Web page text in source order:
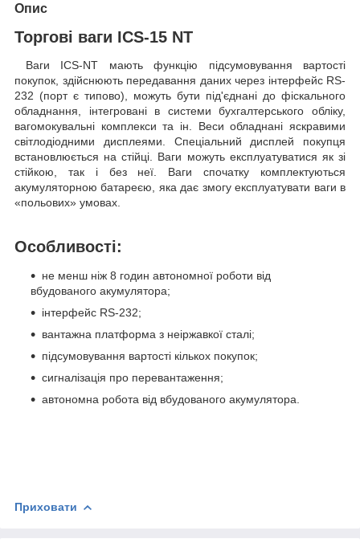
Опис
Торгові ваги ICS-15 NT
Ваги ICS-NT мають функцію підсумовування вартості
покупок, здійснюють передавання даних через інтерфейс RS-
232 (порт є типово), можуть бути під'єднані до фіскального
обладнання, інтегровані в системи бухгалтерського обліку,
вагомокувальні комплекси та ін. Веси обладнані яскравими
світлодіодними дисплеями. Спеціальний дисплей покупця
встановлюється на стійці. Ваги можуть експлуатуватися як зі
стійкою, так і без неї. Ваги спочатку комплектуються
акумуляторною батареєю, яка дає змогу експлуатувати ваги в
«польових» умовах.
Особливості:
не менш ніж 8 годин автономної роботи від
вбудованого акумулятора;
інтерфейс RS-232;
вантажна платформа з неіржавкої сталі;
підсумовування вартості кількох покупок;
сигналізація про перевантаження;
автономна робота від вбудованого акумулятора.
Приховати